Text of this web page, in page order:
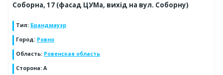
Соборна, 17 (фасад ЦУМа, вихід на вул. Соборну)
Тип: Брандмауэр
Город: Ровно
Область: Ровенская область
Сторона: A